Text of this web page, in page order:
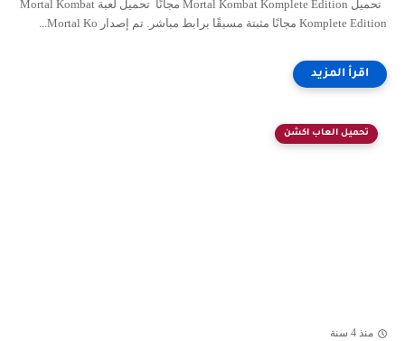
تحميل Mortal Kombat Komplete Edition مجانًا تحميل لعبة Mortal Kombat
Komplete Edition مجانًا مثبتة مسبقًا برابط مباشر. تم إصدار Mortal Ko...
تحميل العاب اكشن
منذ 4 سنة